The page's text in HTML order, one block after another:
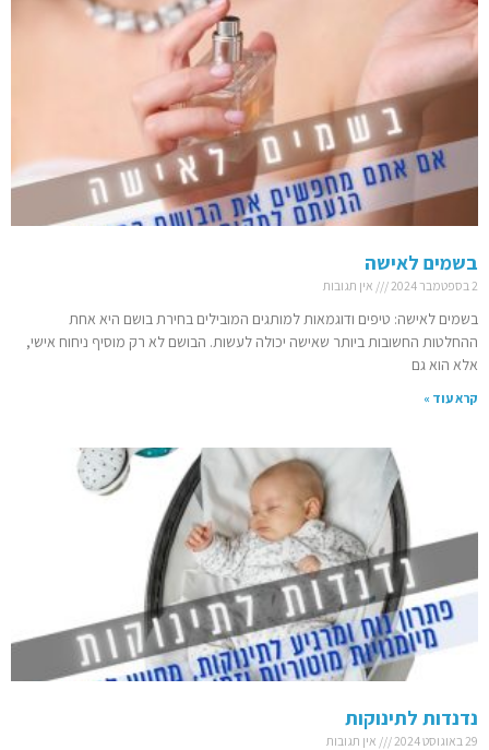
בשמים לאישה
2 בספטמבר 2024 אין תגובות
בשמים לאישה: טיפים ודוגמאות למותגים המובילים בחירת בושם היא אחת
ההחלטות החשובות ביותר שאישה יכולה לעשות. הבושם לא רק מוסיף ניחוח אישי,
אלא הוא גם
קרא עוד »
נדנדות לתינוקות
29 באוגוסט 2024 אין תגובות